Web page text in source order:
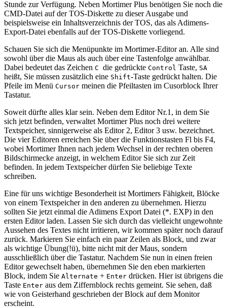
Stunde zur Verfügung. Neben Mortimer Plus benötigen Sie noch die
CMD-Datei auf der TOS-Diskette zu dieser Ausgabe und
beispielsweise ein Inhaltsverzeichnis der TOS, das als Adimens-
Export-Datei ebenfalls auf der TOS-Diskette vorliegend.
Schauen Sie sich die Menüpunkte im Mortimer-Editor an. Alle sind
sowohl über die Maus als auch über eine Tastenfolge anwählbar.
Dabei bedeutet das Zeichen C die gedrückte Control Taste, SA
heißt, Sie müssen zusätzlich eine Shift-Taste gedrückt halten. Die
Pfeile im Menü Cursor meinen die Pfeiltasten im Cusorblock Ihrer
Tastatur.
Soweit dürfte alles klar sein. Neben dem Editor Nr.1, in dem Sie
sich jetzt befinden, verwaltet Mortimer Plus noch drei weitere
Textspeicher, sinnigerweise als Editor 2, Editor 3 usw. bezeichnet.
Die vier Editoren erreichen Sie über die Funktionstasten Fl bis F4,
wobei Mortimer Ihnen nach jedem Wechsel in der rechten oberen
Bildschirmecke anzeigt, in welchem Editor Sie sich zur Zeit
befinden. In jedem Textspeicher dürfen Sie beliebige Texte
schreiben.
Eine für uns wichtige Besonderheit ist Mortimers Fähigkeit, Blöcke
von einem Textspeicher in den anderen zu übernehmen. Hierzu
sollten Sie jetzt einmal die Adimens Export Datei (*. EXP) in den
ersten Editor laden. Lassen Sie sich durch das vielleicht ungewohnte
Aussehen des Textes nicht irritieren, wir kommen später noch darauf
zurück. Markieren Sie einfach ein paar Zeilen als Block, und zwar
als wichtige Übung(!ü), bitte nicht mit der Maus, sondern
ausschließlich über die Tastatur. Nachdem Sie nun in einen freien
Editor gewechselt haben, übernehmen Sie den eben markierten
Block, indem Sie Alternate + Enter drücken. Hier ist übrigens die
Taste Enter aus dem Ziffernblock rechts gemeint. Sie sehen, daß
wie von Geisterhand geschrieben der Block auf dem Monitor
erscheint.